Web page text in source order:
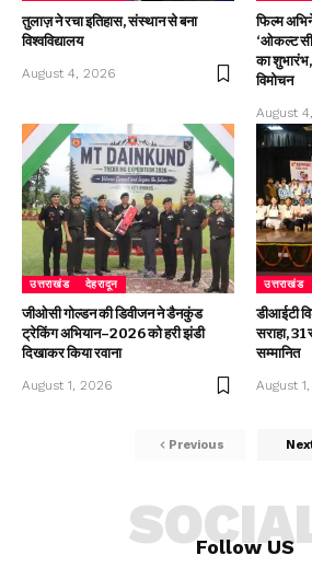
तुलाज़ ने रचा इतिहास, संस्थान से बना
विश्वविद्यालय
August 4, 2026
फिल्म
‘ओकल्ट
का शुभारंभ,
विमोचन
August
उत्तराखंड देहरादून
जीओसी गोल्डन की डिवीजन ने डैनकुंड
ट्रेकिंग अभियान–2026 को हरी झंडी
दिखाकर किया रवाना
August 1, 2026
उत्तराखंड
डीआईटी
सराहा, 31
सम्मानित
August
Previous
Follow US